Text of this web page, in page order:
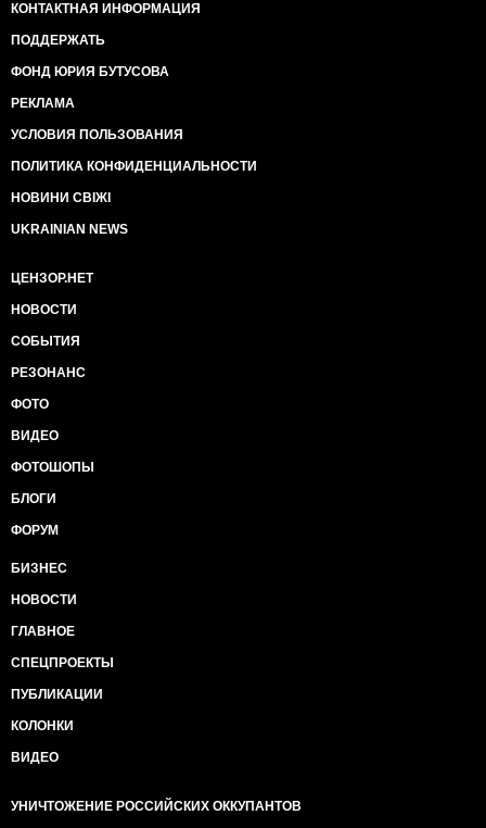
КОНТАКТНАЯ ИНФОРМАЦИЯ
ПОДДЕРЖАТЬ
ФОНД ЮРИЯ БУТУСОВА
РЕКЛАМА
УСЛОВИЯ ПОЛЬЗОВАНИЯ
ПОЛИТИКА КОНФИДЕНЦИАЛЬНОСТИ
НОВИНИ СВІЖІ
UKRAINIAN NEWS
ЦЕНЗОР.НЕТ
НОВОСТИ
СОБЫТИЯ
РЕЗОНАНС
ФОТО
ВИДЕО
ФОТОШОПЫ
БЛОГИ
ФОРУМ
БИЗНЕС
НОВОСТИ
ГЛАВНОЕ
СПЕЦПРОЕКТЫ
ПУБЛИКАЦИИ
КОЛОНКИ
ВИДЕО
УНИЧТОЖЕНИЕ РОССИЙСКИХ ОККУПАНТОВ